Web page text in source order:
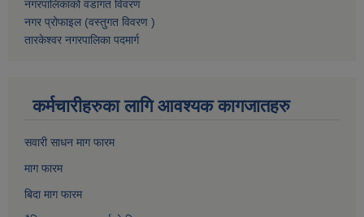
नगरपालिकाको वडागत विवरण
नगर प्रोफाइल (वस्तुगत विवरण )
तारकेश्वर नगरपालिका पदमार्ग
कर्मचारीहरुका लागि आवश्यक कागजातहरु
सवारी साधन माग फारम
माग फारम
बिदा माग फारम